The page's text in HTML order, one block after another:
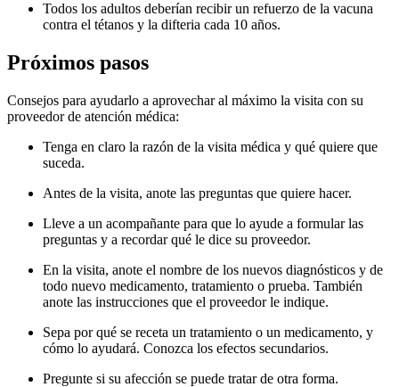
Todos los adultos deberían recibir un refuerzo de la vacuna
contra el tétanos y la difteria cada 10 años.
Próximos pasos
Consejos para ayudarlo a aprovechar al máximo la visita con su
proveedor de atención médica:
Tenga en claro la razón de la visita médica y qué quiere que
suceda.
Antes de la visita, anote las preguntas que quiere hacer.
Lleve a un acompañante para que lo ayude a formular las
preguntas y a recordar qué le dice su proveedor.
En la visita, anote el nombre de los nuevos diagnósticos y de
todo nuevo medicamento, tratamiento o prueba. También
anote las instrucciones que el proveedor le indique.
Sepa por qué se receta un tratamiento o un medicamento, y
cómo lo ayudará. Conozca los efectos secundarios.
Pregunte si su afección se puede tratar de otra forma.